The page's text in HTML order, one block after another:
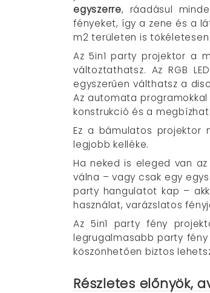
egyszerre, ráadásul
fényeket, így a zene és a
m2 területen is
Az 5in1 party projektor a
változtathatsz. Az RGB
egyszerűen válthatsz a
Az automata
konstrukció és a
Ez a bámulatos projektor
legjobb kelléke.
Ha neked is eleged van
válna – vagy csak egy
party hangulatot kap –
használat, varázslatos
Az 5in1 party fény
legrugalmasabb party
köszönhetően biztos
Részletes előnyök,